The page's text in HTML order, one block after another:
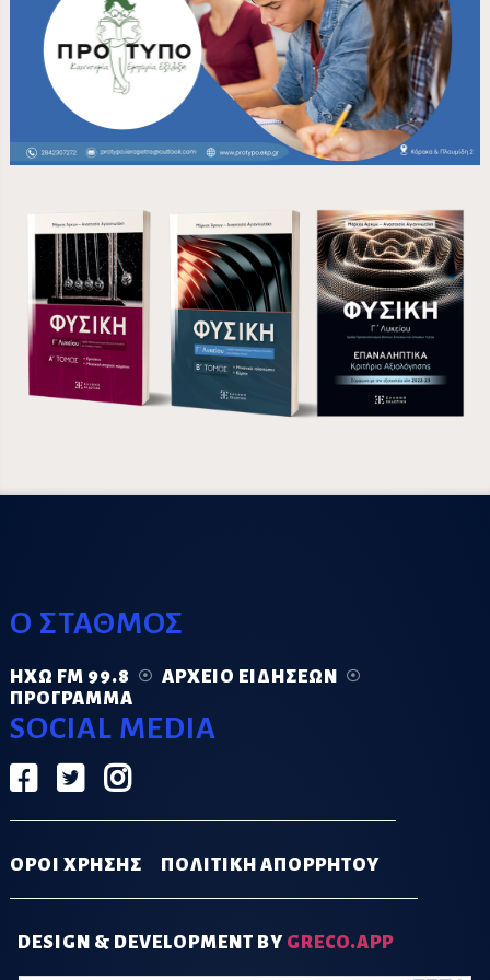
Ο ΣΤΑΘΜΟΣ
ΗΧΏ FM 99.8
ΑΡΧΕΊΟ ΕΙΔΉΣΕΩΝ
ΠΡΌΓΡΑΜΜΑ
SOCIAL MEDIA
ΟΡΟΙ ΧΡΗΣΗΣ ΠΟΛΙΤΙΚΗ ΑΠΟΡΡΗΤΟΥ
DESIGN & DEVELOPMENT BY GRECO.APP